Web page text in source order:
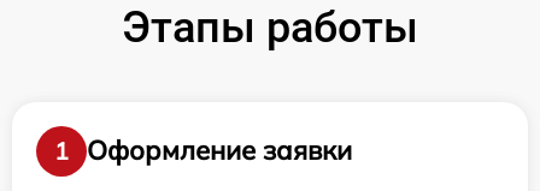
Этапы работы
1
Оформление заявки